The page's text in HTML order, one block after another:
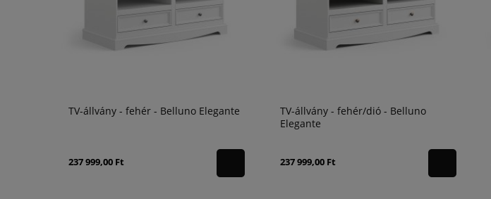
TV-állvány - fehér - Belluno Elegante
237 999,00 Ft
TV-állvány - fehér/dió - Belluno
Elegante
237 999,00 Ft